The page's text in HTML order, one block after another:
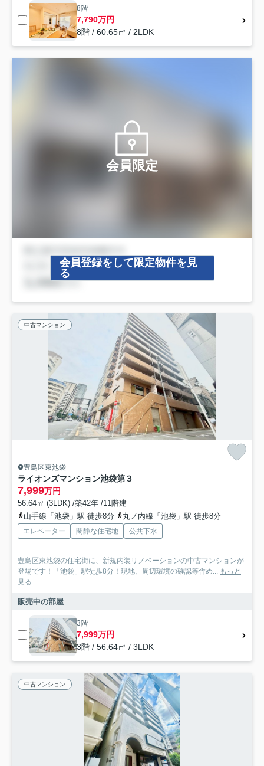
8階
7,790万円
8階 / 60.65㎡ / 2LDK
会員限定
会員登録をして限定物件を見
る
中古マンション
豊島区東池袋
ライオンズマンション池袋第３
7,999万円
56.64㎡ (3LDK) /築42年 /11階建
山手線「池袋」駅 徒歩8分
丸ノ内線「池袋」駅 徒歩8分
エレベーター 閑静な住宅地 公共下水
豊島区東池袋の住宅街に、新規内装リノベーションの中古マンションが
登場です！「池袋」駅徒歩8分！現地、周辺環境の確認等含め... もっと
見る
販売中の部屋
3階
7,999万円
3階 / 56.64㎡ / 3LDK
中古マンション